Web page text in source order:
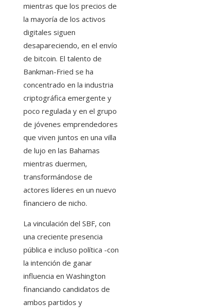
mientras que los precios de
la mayoría de los activos
digitales siguen
desapareciendo, en el envío
de bitcoin. El talento de
Bankman-Fried se ha
concentrado en la industria
criptográfica emergente y
poco regulada y en el grupo
de jóvenes emprendedores
que viven juntos en una villa
de lujo en las Bahamas
mientras duermen,
transformándose de
actores líderes en un nuevo
financiero de nicho.
La vinculación del SBF, con
una creciente presencia
pública e incluso política -con
la intención de ganar
influencia en Washington
financiando candidatos de
ambos partidos y